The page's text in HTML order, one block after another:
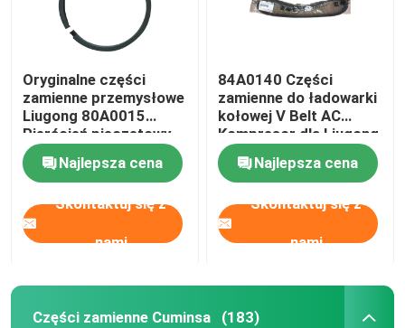
Części zamienne do Isuzu
Części Ingersoll Rand
Części zamienne Deutza
Oryginalne części
zamienne przemysłowe
Liugong 80A0015
Pierścień pieczętowy
ładowarki kołowej
Najlepsza cena
Skontaktuj się z
nami
84A0140 Części
zamienne do ładowarki
kołowej V Belt AC
Kompresor dla Liugong
Najlepsza cena
Skontaktuj się z
nami
Części zamienne Cuminsa (183)